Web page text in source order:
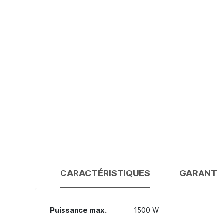
CARACTÉRISTIQUES
Caractéristiques
Puissance max.
1500 W